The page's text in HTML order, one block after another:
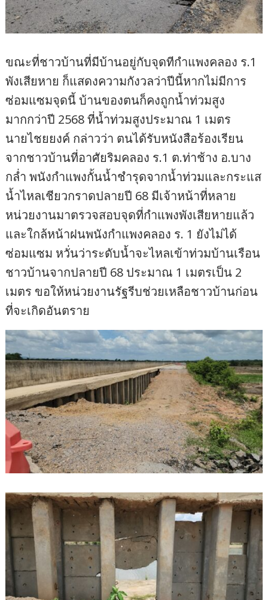
ขณะที่ชาวบ้านที่มีบ้านอยู่กับจุดทีกำแพงคลอง ร.1
พังเสียหาย ก็แสดงความกังวลว่าปีนี้หากไม่มีการ
ซ่อมแซมจุดนี้ บ้านของตนก็คงถูกน้ำท่วมสูง
มากกว่าปี 2568 ที่น้ำท่วมสูงประมาณ 1 เมตร
นายไชยยงค์ กล่าวว่า ตนได้รับหนังสือร้องเรียน
จากชาวบ้านที่อาศัยริมคลอง ร.1 ต.ท่าช้าง อ.บาง
กล่ำ พนังกำแพงกั้นน้ำชำรุดจากน้ำท่วมและกระแส
น้ำไหลเชียวกราดปลายปี 68 มีเจ้าหน้าที่หลาย
หน่วยงานมาตรวจสอบจุดที่กำแพงพังเสียหายแล้ว
และใกล้หน้าฝนพนังกำแพงคลอง ร. 1 ยังไม่ได้
ซ่อมแซม หวั่นว่าระดับน้ำจะไหลเข้าท่วมบ้านเรือน
ชาวบ้านจากปลายปี 68 ประมาณ 1 เมตรเป็น 2
เมตร ขอให้หน่วยงานรัฐรีบช่วยเหลือชาวบ้านก่อน
ที่จะเกิดอันตราย